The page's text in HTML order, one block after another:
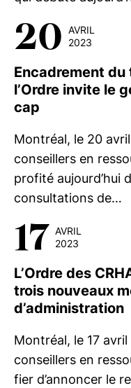
20 AVRIL
2023
Encadrement
l’Ordre invite le
cap
Montréal, le 20
conseillers en
profité aujourd’hui
consultations de…
17 AVRIL
2023
L’Ordre des
trois nouveaux
d’administration
Montréal, le 17 avril
conseillers en
fier d’annoncer le